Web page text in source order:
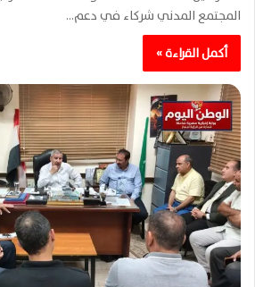
المجتمع المدني شركاء في دعم…
أكمل القراءة »